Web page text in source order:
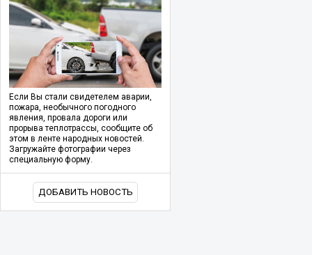
Если Вы стали свидетелем аварии,
пожара, необычного погодного
явления, провала дороги или
прорыва теплотрассы, сообщите об
этом в ленте народных новостей.
Загружайте фотографии через
специальную форму.
ДОБАВИТЬ НОВОСТЬ